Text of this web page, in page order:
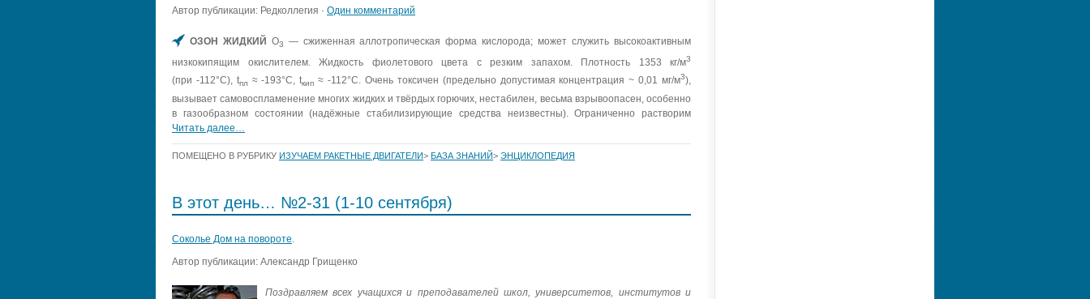
Автор публикации: Редколлегия · Один комментарий
ОЗОН ЖИДКИЙ O3
— сжиженная аллотропическая форма кислорода; может служить высокоактивным
низкокипящим окислителем. Жидкость фиолетового цвета с резким запахом. Плотность 1353 кг/м3
(при -112°С), tпл ≈ -193°С, tкип ≈ -112°С. Очень токсичен (предельно допустимая концентрация ~ 0,01 мг/м3),
вызывает самовоспламенение многих жидких и твёрдых горючих, нестабилен, весьма взрывоопасен, особенно
в газообразном состоянии (надёжные стабилизирующие средства неизвестны). Ограниченно растворим
Читать далее…
ПОМЕЩЕНО В РУБРИКУ ИЗУЧАЕМ РАКЕТНЫЕ ДВИГАТЕЛИ> БАЗА ЗНАНИЙ> ЭНЦИКЛОПЕДИЯ
В этот день… №2-31 (1-10 сентября)
Соколье Дом на повороте
Автор публикации: Александр Грищенко
Поздравляем всех учащихся и преподавателей школ, университетов, институтов и